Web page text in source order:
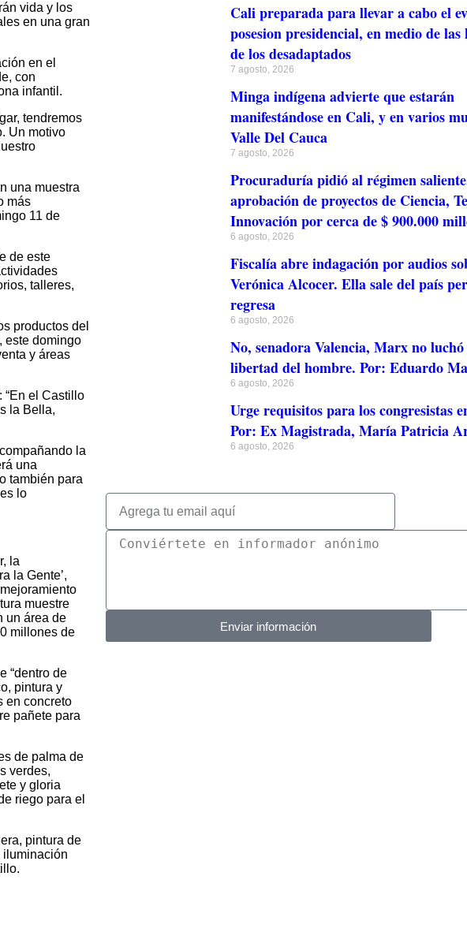
vida y los
en una gran
en el
con
infantil.
tendremos
Un motivo
una muestra
más
11 de
de este
talleres,
productos del
este domingo
y áreas
“En el Castillo
la Bella,
la
una
también para
lo
la
la Gente’,
muestre
un área de
millones de
“dentro de
pintura y
en concreto
pañete para
de palma de
verdes,
y gloria
riego para el
pintura de
iluminación
Cali preparada para llevar a cabo el
posesion presidencial, en medio de las
de los desadaptados
7 agosto, 2026
Minga indígena advierte que estarán
manifestándose en Cali, y en varios
Valle Del Cauca
7 agosto, 2026
Procuraduría pidió al régimen
aprobación de proyectos de Ciencia,
Innovación por cerca de $ 900.000
6 agosto, 2026
Fiscalía abre indagación por audios
Verónica Alcocer. Ella sale del país
regresa
6 agosto, 2026
No, senadora Valencia, Marx no
libertad del hombre. Por: Eduardo
6 agosto, 2026
Urge requisitos para los congresistas
Por: Ex Magistrada, María Patricia
6 agosto, 2026
Enviar información